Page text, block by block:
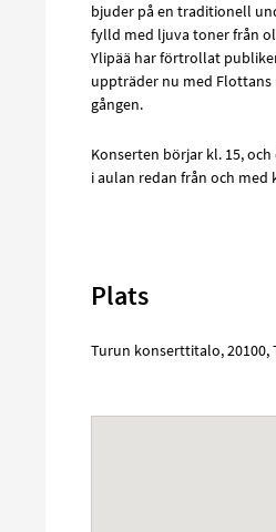
bjuder på en traditionell
fylld med ljuva toner från
Ylipää har förtrollat
uppträder nu med
gången.
Konserten börjar kl. 15,
i aulan redan från och med
Plats
Turun konserttitalo,20100,